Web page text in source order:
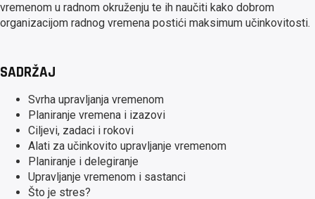
vremenom u radnom okruženju te ih naučiti kako dobrom
organizacijom radnog vremena postići maksimum učinkovitosti.
SADRŽAJ
Svrha upravljanja vremenom
Planiranje vremena i izazovi
Ciljevi, zadaci i rokovi
Alati za učinkovito upravljanje vremenom
Planiranje i delegiranje
Upravljanje vremenom i sastanci
Što je stres?